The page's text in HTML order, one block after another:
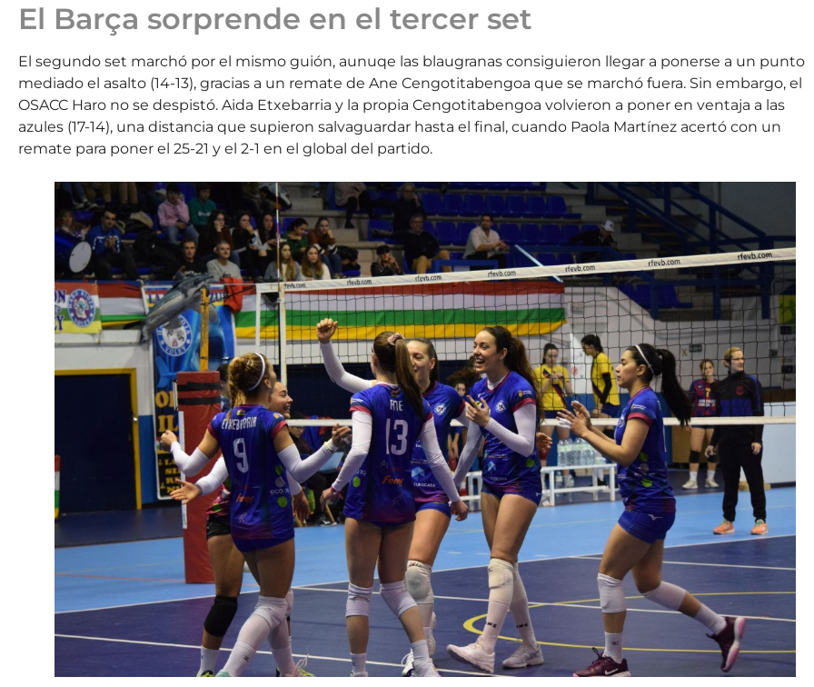
El Barça sorprende en el tercer set
El segundo set marchó por el mismo guión, aunuqe las blaugranas consiguieron llegar a ponerse a un punto
mediado el asalto (14-13), gracias a un remate de Ane Cengotitabengoa que se marchó fuera. Sin embargo, el
OSACC Haro no se despistó. Aida Etxebarria y la propia Cengotitabengoa volvieron a poner en ventaja a las
azules (17-14), una distancia que supieron salvaguardar hasta el final, cuando Paola Martínez acertó con un
remate para poner el 25-21 y el 2-1 en el global del partido.